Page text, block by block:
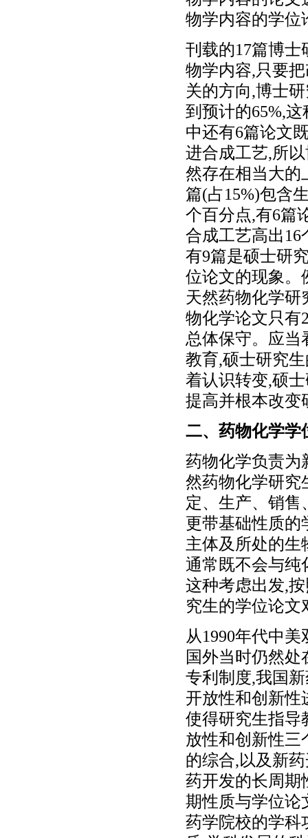
物学内容的学位
刊载的17篇博士
物学内容,只要
关的方向,博士
到预计的65%,
中还有6篇论文
进合成工艺,所
然存在相当大的
篇(占15%)包含
个百分点,有6篇
合成工艺高出
有9篇是硕士研
位论文的现象。
天然药物化学研
物化学论文只有
总体保守。应当
教育,硕士研究
着认识转变,硕
提高并根本改变
二、药物化学学
药物化学负责为
然药物化学研究
定、生产、销售
更带基础性质的
主体及所处的生
通常既不会与纯
这种考虑出发,
究生的学位论文
从1990年代中
国外当时仍然
专利制度,我国
开放性和创新性
使得研究生指导
放性和创新性三
的综合,以及新
药开发的长周期
期性质与学位论
药学院校的学科